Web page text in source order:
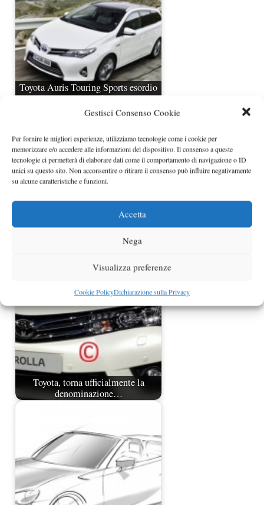
Gestisci Consenso Cookie
Per fornire le migliori esperienze, utilizziamo tecnologie come i cookie per
memorizzare e/o accedere alle informazioni del dispositivo. Il consenso a queste
tecnologie ci permetterà di elaborare dati come il comportamento di navigazione o ID
unici su questo sito. Non acconsentire o ritirare il consenso può influire negativamente
su alcune caratteristiche e funzioni.
Accetta
Nega
Visualizza preferenze
Cookie PolicyDichiarazione sulla Privacy
Toyota Auris Touring Sports esordio
al Salone di…
Toyota Auris 2010 galleria fotografica
Toyota, torna ufficialmente la
denominazione…